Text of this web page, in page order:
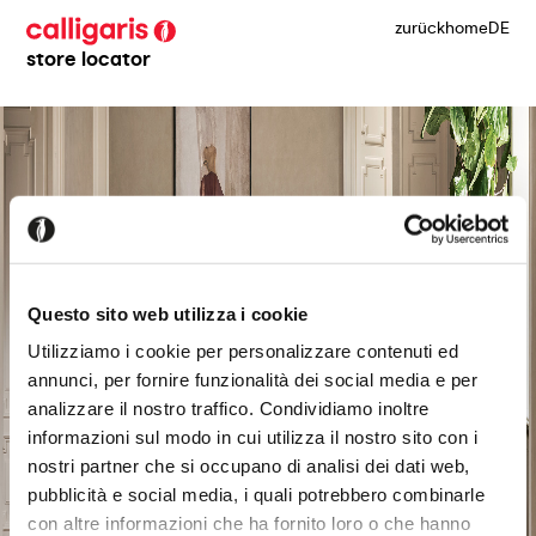
Questo sito web utilizza i cookie
Utilizziamo i cookie per personalizzare contenuti ed
annunci, per fornire funzionalità dei social media e per
analizzare il nostro traffico. Condividiamo inoltre
informazioni sul modo in cui utilizza il nostro sito con i
nostri partner che si occupano di analisi dei dati web,
pubblicità e social media, i quali potrebbero combinarle
con altre informazioni che ha fornito loro o che hanno
store locator
zurückhomeDE